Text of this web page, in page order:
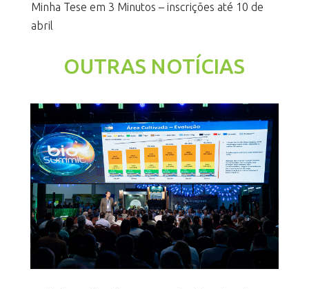
Minha Tese em 3 Minutos – inscrições até 10 de
abril
OUTRAS NOTÍCIAS